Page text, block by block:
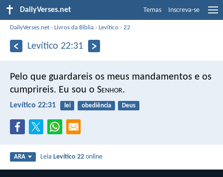
DailyVerses.net Temas Inscreva-se
DailyVerses.net ›Livros da Bíblia ›Levítico ›22
Levítico 22:31
Pelo que guardareis os meus mandamentos e os
cumprireis. Eu sou o Senhor.
Levítico 22:31 lei obediência Deus
ARA LeiaLevítico 22 online